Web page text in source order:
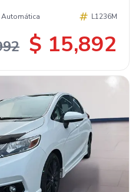
Automática L1236M
$ 15,892